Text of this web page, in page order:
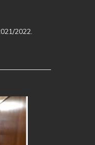
2022.